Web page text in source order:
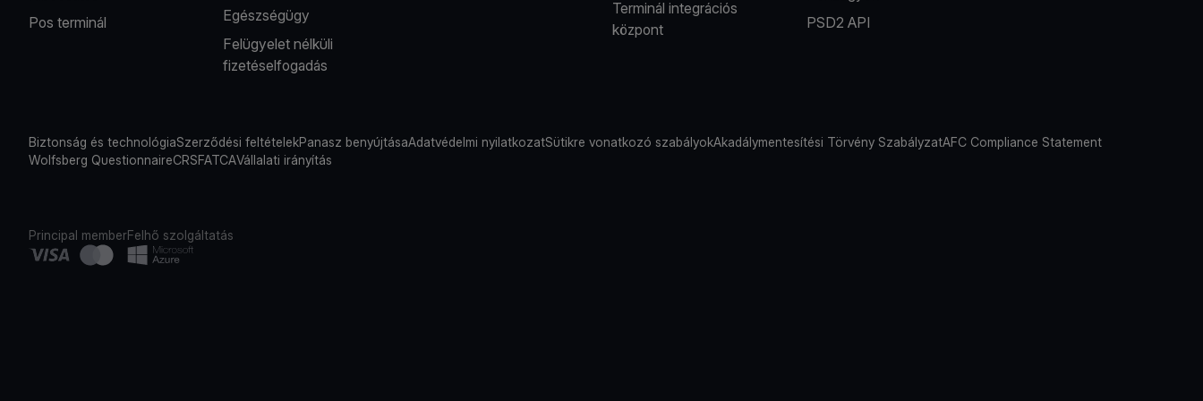
Pos terminál
Egészségügy
Felügyelet nélküli
fizetéselfogadás
Terminál integrációs
központ
PSD2 API
Biztonság és technológiaSzerződési feltételekPanasz benyújtásaAdatvédelmi nyilatkozatSütikre vonatkozó szabályokAkadálymentesítési Törvény SzabályzatAFC Compliance Statement
Wolfsberg QuestionnaireCRSFATCAVállalati irányítás
Principal memberFelhő szolgáltatás